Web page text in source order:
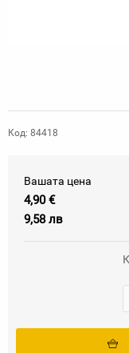
Код: 84418
Вашата цена
4,90 €
9,58 лв